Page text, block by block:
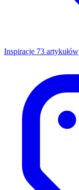
Inspiracje 73 artykułów